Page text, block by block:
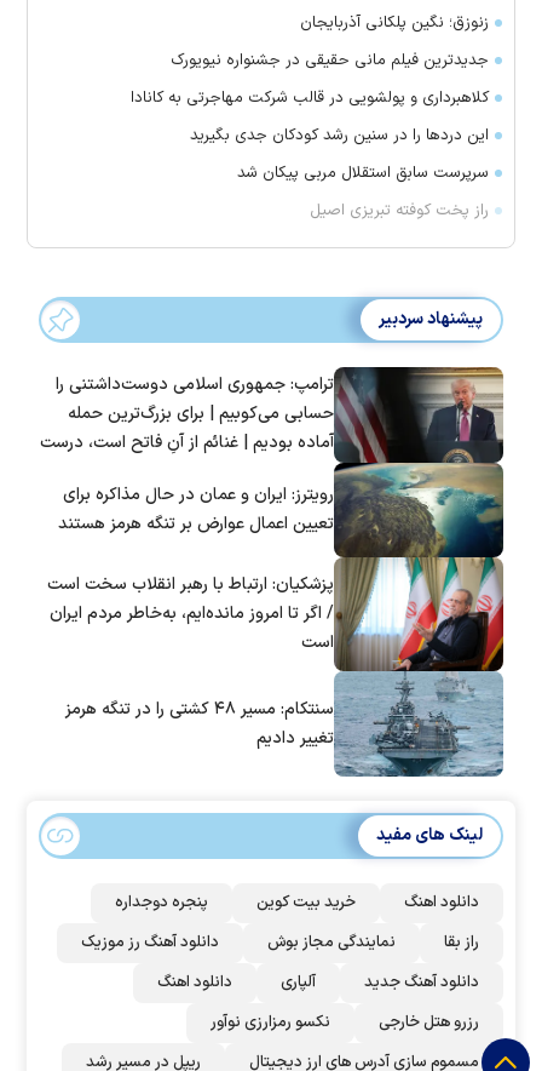
زنوزق؛ نگین پلکانی آذربایجان
جدیدترین فیلم مانی حقیقی در جشنواره نیویورک
کلاهبرداری و پولشویی در قالب شرکت مهاجرتی به کانادا
این درد‌ها را در سنین رشد کودکان جدی بگیرید
سرپرست سابق استقلال مربی پیکان شد
راز پخت کوفته تبریزی اصیل
پیشنهاد سردبیر
ترامپ: جمهوری اسلامی دوست‌داشتنی را
حسابی می‌کوبیم | برای بزرگ‌ترین حمله
آماده بودیم | غنائم از آنِ فاتح است، درست
رویترز: ایران و عمان در حال مذاکره برای
تعیین اعمال عوارض بر تنگه هرمز هستند
پزشکیان: ارتباط با رهبر انقلاب سخت است
/ اگر تا امروز مانده‌ایم، به‌خاطر مردم ایران
است
سنتکام: مسیر ۴۸ کشتی را در تنگه هرمز
تغییر دادیم
لینک های مفید
دانلود اهنگ خرید بیت کوین
پنجره دوجداره
راز بقا
نمایندگی مجاز بوش
دانلود آهنگ رز‌ موزیک
دانلود آهنگ جدید
آلپاری
دانلود اهنگ
رزرو هتل خارجی
نکسو رمزارزی نوآور
مسموم سازی آدرس های ارز دیجیتال
ریپل در مسیر رشد